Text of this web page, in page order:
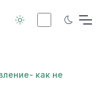
как не